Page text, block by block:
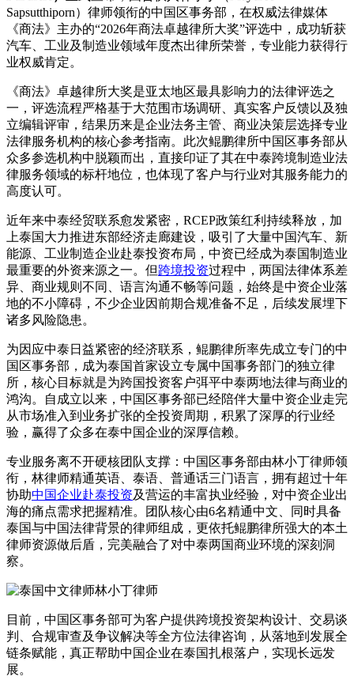
Sapsutthiporn）律师领衔的中国区事务部，在权威法律媒体
《商法》主办的“2026年商法卓越律所大奖”评选中，成功斩获
汽车、工业及制造业领域年度杰出律所荣誉，专业能力获得行
业权威肯定。
《商法》卓越律所大奖是亚太地区最具影响力的法律评选之
一，评选流程严格基于大范围市场调研、真实客户反馈以及独
立编辑评审，结果历来是企业法务主管、商业决策层选择专业
法律服务机构的核心参考指南。此次鲲鹏律所中国区事务部从
众多参选机构中脱颖而出，直接印证了其在中泰跨境制造业法
律服务领域的标杆地位，也体现了客户与行业对其服务能力的
高度认可。
近年来中泰经贸联系愈发紧密，RCEP政策红利持续释放，加
上泰国大力推进东部经济走廊建设，吸引了大量中国汽车、新
能源、工业制造企业赴泰投资布局，中资已经成为泰国制造业
最重要的外资来源之一。但跨境投资过程中，两国法律体系差
异、商业规则不同、语言沟通不畅等问题，始终是中资企业落
地的不小障碍，不少企业因前期合规准备不足，后续发展埋下
诸多风险隐患。
为因应中泰日益紧密的经济联系，鲲鹏律所率先成立专门的中
国区事务部，成为泰国首家设立专属中国事务部门的独立律
所，核心目标就是为跨国投资客户弭平中泰两地法律与商业的
鸿沟。自成立以来，中国区事务部已经陪伴大量中资企业走完
从市场准入到业务扩张的全投资周期，积累了深厚的行业经
验，赢得了众多在泰中国企业的深厚信赖。
专业服务离不开硬核团队支撑：中国区事务部由林小丁律师领
衔，林律师精通英语、泰语、普通话三门语言，拥有超过十年
协助中国企业赴泰投资及营运的丰富执业经验，对中资企业出
海的痛点需求把握精准。团队核心由6名精通中文、同时具备
泰国与中国法律背景的律师组成，更依托鲲鹏律所强大的本土
律师资源做后盾，完美融合了对中泰两国商业环境的深刻洞
察。
目前，中国区事务部可为客户提供跨境投资架构设计、交易谈
判、合规审查及争议解决等全方位法律咨询，从落地到发展全
链条赋能，真正帮助中国企业在泰国扎根落户，实现长远发
展。